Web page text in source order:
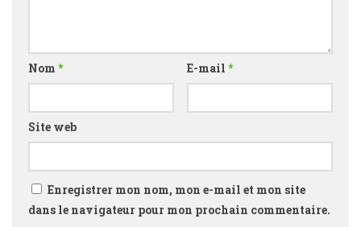
Nom * E-mail *
Site web
Enregistrer mon nom, mon e-mail et mon site
dans le navigateur pour mon prochain commentaire.